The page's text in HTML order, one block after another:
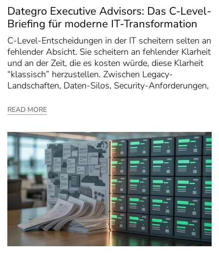
Dategro Executive Advisors: Das C-Level-
Briefing für moderne IT-Transformation
C-Level-Entscheidungen in der IT scheitern selten an
fehlender Absicht. Sie scheitern an fehlender Klarheit
und an der Zeit, die es kosten würde, diese Klarheit
“klassisch” herzustellen. Zwischen Legacy-
Landschaften, Daten-Silos, Security-Anforderungen,
READ MORE